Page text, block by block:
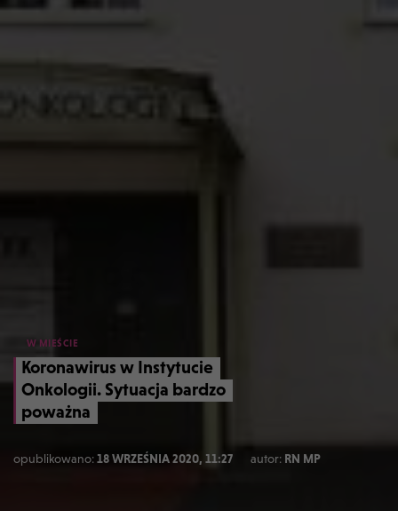
W MIEŚCIE
Koronawirus w Instytucie
Onkologii. Sytuacja bardzo
poważna
opublikowano:18 WRZEŚNIA 2020, 11:27 autor: RN MP